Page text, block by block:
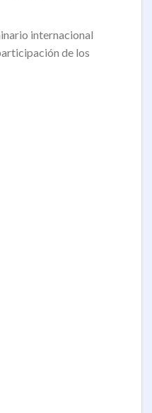
internacional
de los